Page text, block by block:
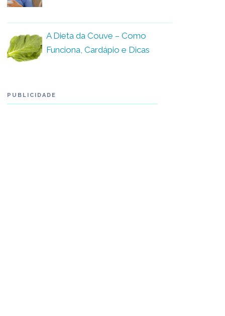
A Dieta da Couve – Como
Funciona, Cardápio e Dicas
PUBLICIDADE